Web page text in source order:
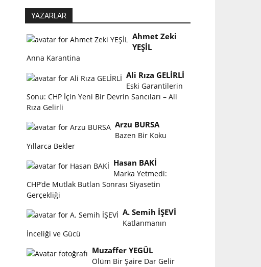
YAZARLAR
Ahmet Zeki
YEŞİL
Anna Karantina
Ali Rıza GELİRLİ
Eski Garantilerin
Sonu: CHP İçin Yeni Bir Devrin Sancıları – Ali
Rıza Gelirli
Arzu BURSA
Bazen Bir Koku
Yıllarca Bekler
Hasan BAKİ
Marka Yetmedi:
CHP’de Mutlak Butlan Sonrası Siyasetin
Gerçekliği
A. Semih İŞEVİ
Katlanmanın
İnceliği ve Gücü
Muzaffer YEGÜL
Ölüm Bir Şaire Dar Gelir